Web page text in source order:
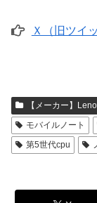
Ｘ（旧ツイ
【メーカー】
モバイルノート
第5世代cpu